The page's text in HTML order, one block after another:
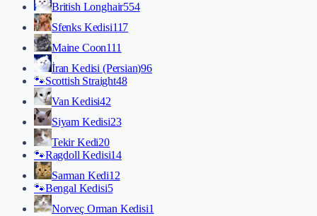
British Longhair554
Sfenks Kedisi117
Maine Coon111
İran Kedisi (Persian)96
🐾Scottish Straight48
Van Kedisi42
Siyam Kedisi23
Tekir Kedi20
🐾Ragdoll Kedisi14
Sarman Kedi12
🐾Bengal Kedisi5
Norveç Orman Kedisi1